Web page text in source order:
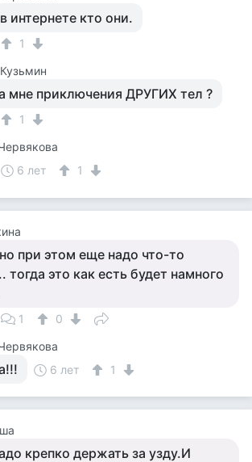
интернете кто они.
1
мне приключения ДРУГИХ тел ?
1
6 лет
1
при этом еще надо что-то
тогда это как есть будет намного
1 0
6 лет 1
крепко держать за узду.И